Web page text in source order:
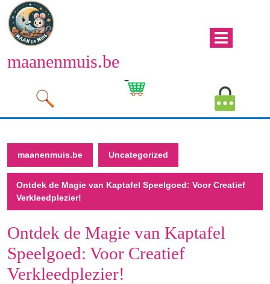
Naar
de
inhoud
maanenmuis.be
Winkelwagen
maanenmuis.be Uncategorized
Ontdek de Magie van Kaptafel Speelgoed: Voor Creatief
Verkleedplezier!
Ontdek de Magie van Kaptafel
Speelgoed: Voor Creatief
Verkleedplezier!